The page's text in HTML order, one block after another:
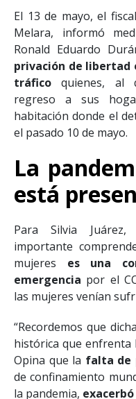
El 13 de mayo, el
Melara, informó
Ronald Eduardo
privación de libertad
tráficoquienes, al
regreso a sus
habitación donde el
el pasado 10 de mayo.
La
está
Para Silvia
importante
mujeres es una
emergencia por el
las mujeres venían
“Recordemos que
histórica que enfrenta
Opina que la falta de
de confinamiento